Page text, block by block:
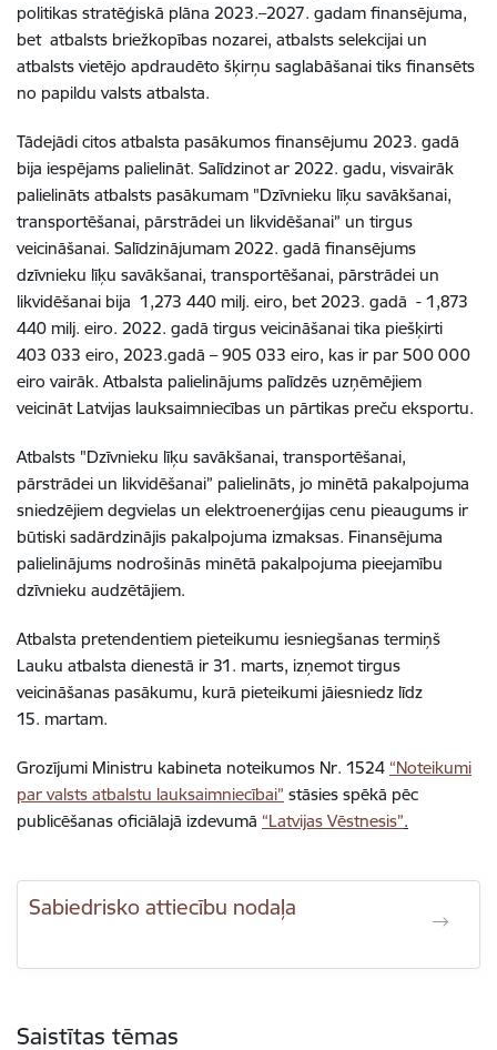
politikas stratēģiskā plāna 2023.–2027. gadam finansējuma,
bet atbalsts briežkopības nozarei, atbalsts selekcijai un
atbalsts vietējo apdraudēto šķirņu saglabāšanai tiks finansēts
no papildu valsts atbalsta.
Tādejādi citos atbalsta pasākumos finansējumu 2023. gadā
bija iespējams palielināt. Salīdzinot ar 2022. gadu, visvairāk
palielināts atbalsts pasākumam "Dzīvnieku līķu savākšanai,
transportēšanai, pārstrādei un likvidēšanai” un tirgus
veicināšanai. Salīdzinājumam 2022. gadā finansējums
dzīvnieku līķu savākšanai, transportēšanai, pārstrādei un
likvidēšanai bija 1,273 440 milj. eiro, bet 2023. gadā - 1,873
440 milj. eiro. 2022. gadā tirgus veicināšanai tika piešķirti
403 033 eiro, 2023.gadā –905 033 eiro, kas ir par 500 000
eiro vairāk. Atbalsta palielinājums palīdzēs uzņēmējiem
veicināt Latvijas lauksaimniecības un pārtikas preču eksportu.
Atbalsts "Dzīvnieku līķu savākšanai, transportēšanai,
pārstrādei un likvidēšanai” palielināts, jo minētā pakalpojuma
sniedzējiem degvielas un elektroenerģijas cenu pieaugums ir
būtiski sadārdzinājis pakalpojuma izmaksas. Finansējuma
palielinājums nodrošinās minētā pakalpojuma pieejamību
dzīvnieku audzētājiem.
Atbalsta pretendentiem pieteikumu iesniegšanas termiņš
Lauku atbalsta dienestā ir 31. marts, izņemot tirgus
veicināšanas pasākumu, kurā pieteikumi jāiesniedz līdz
15. martam.
Grozījumi Ministru kabineta noteikumos Nr. 1524 “Noteikumi
par valsts atbalstu lauksaimniecībai” stāsies spēkā pēc
publicēšanas oficiālajā izdevumā “Latvijas Vēstnesis”.
Sabiedrisko attiecību nodaļa
Saistītas tēmas